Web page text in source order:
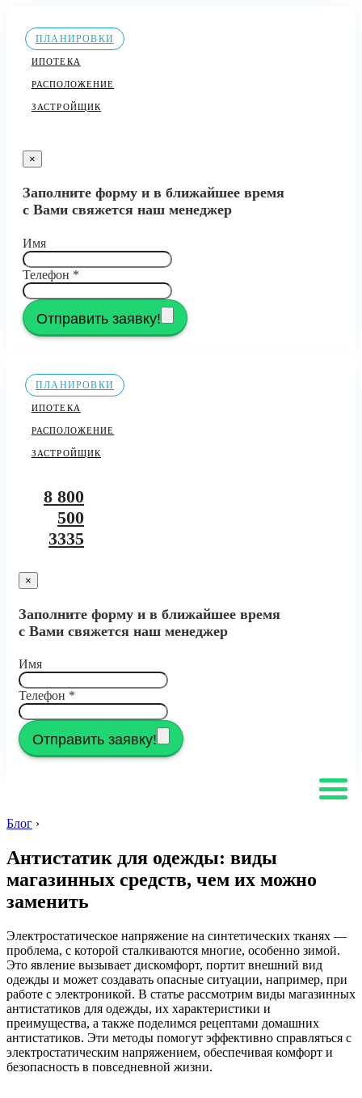
ПЛАНИРОВКИ
ИПОТЕКА
РАСПОЛОЖЕНИЕ
ЗАСТРОЙЩИК
×
Заполните форму и в ближайшее время
с Вами свяжется наш менеджер
Имя
Телефон *
Отправить заявку!
ПЛАНИРОВКИ
ИПОТЕКА
РАСПОЛОЖЕНИЕ
ЗАСТРОЙЩИК
8 800
500
3335
×
Заполните форму и в ближайшее время
с Вами свяжется наш менеджер
Имя
Телефон *
Отправить заявку!
Блог ›
Антистатик для одежды: виды
магазинных средств, чем их можно
заменить
Электростатическое напряжение на синтетических тканях —
проблема, с которой сталкиваются многие, особенно зимой.
Это явление вызывает дискомфорт, портит внешний вид
одежды и может создавать опасные ситуации, например, при
работе с электроникой. В статье рассмотрим виды магазинных
антистатиков для одежды, их характеристики и
преимущества, а также поделимся рецептами домашних
антистатиков. Эти методы помогут эффективно справляться с
электростатическим напряжением, обеспечивая комфорт и
безопасность в повседневной жизни.